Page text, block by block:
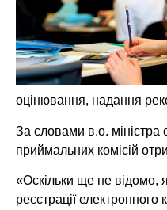
оцінювання, надання
За словами в.о. міністра
приймальних комісій
«Оскільки ще не відомо,
реєстрації